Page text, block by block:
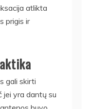
atlikta
prigis ir
gali skirti
jei yra dantų su